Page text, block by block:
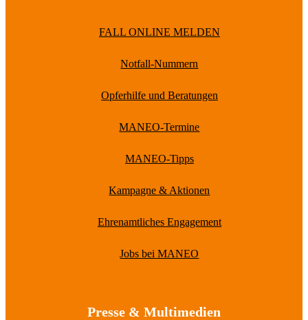
FALL ONLINE MELDEN
Notfall-Nummern
Opferhilfe und Beratungen
MANEO-Termine
MANEO-Tipps
Kampagne & Aktionen
Ehrenamtliches Engagement
Jobs bei MANEO
Presse & Multimedien